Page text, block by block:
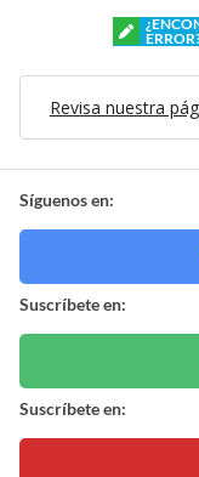
Revisa nuestra
Síguenos en:
Suscríbete en:
Suscríbete en: